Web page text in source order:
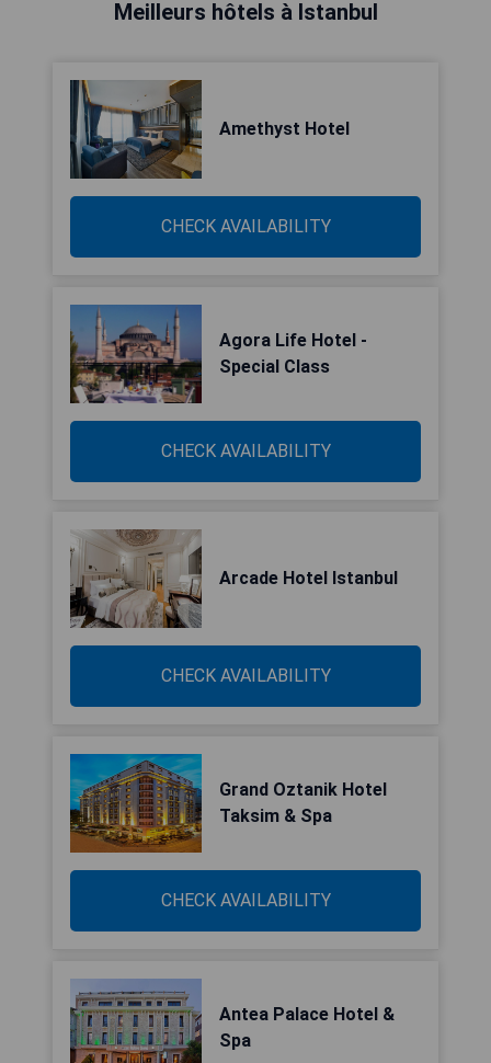
Meilleurs hôtels à Istanbul
Amethyst Hotel
CHECK AVAILABILITY
Agora Life Hotel -
Special Class
CHECK AVAILABILITY
Arcade Hotel Istanbul
CHECK AVAILABILITY
Grand Oztanik Hotel
Taksim & Spa
CHECK AVAILABILITY
Antea Palace Hotel &
Spa